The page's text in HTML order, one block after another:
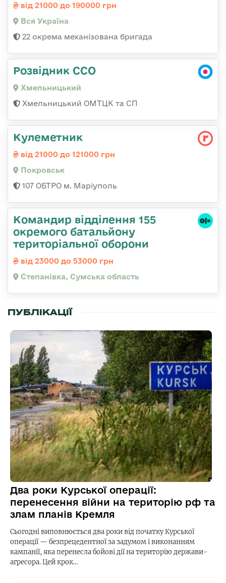
від 21000 до 190000 грн
Вся Україна
22 окрема механізована бригада
Розвідник ССО
Хмельницький
Хмельницький ОМТЦК та СП
Кулеметник
від 21000 до 121000 грн
Покровськ
107 ОБТРО м. Маріуполь
Командир відділення 155
окремого батальйону
територіальної оборони
від 23000 до 53000 грн
Степанівка, Сумська область
ПУБЛІКАЦІЇ
Два роки Курської операції:
перенесення війни на територію рф та
злам планів Кремля
Сьогодні виповнюється два роки від початку Курської
операції — безпрецедентної за задумом і виконанням
кампанії, яка перенесла бойові дії на територію держави-
агресора. Цей крок…